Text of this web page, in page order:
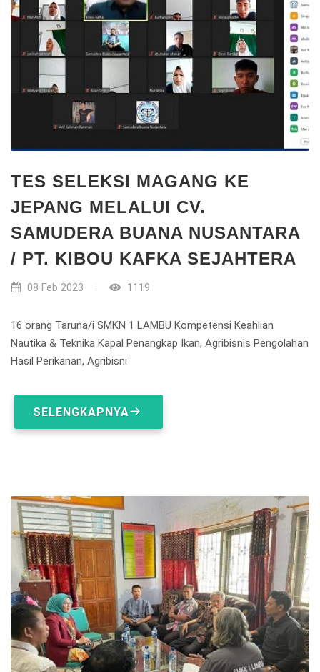
TES SELEKSI MAGANG KE
JEPANG MELALUI CV.
SAMUDERA BUANA NUSANTARA
/ PT. KIBOU KAFKA SEJAHTERA
08 Feb 2023 1119
16 orang Taruna/i SMKN 1 LAMBU Kompetensi Keahlian
Nautika & Teknika Kapal Penangkap Ikan, Agribisnis Pengolahan
Hasil Perikanan, Agribisni
SELENGKAPNYA